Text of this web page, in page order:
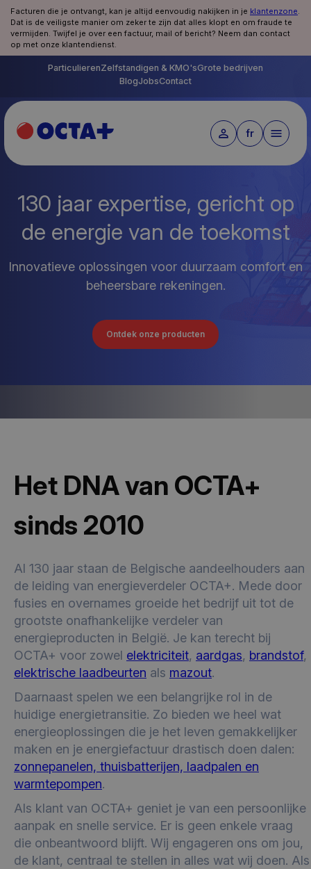
Facturen die je ontvangt, kan je altijd eenvoudig nakijken in je klantenzone.
Dat is de veiligste manier om zeker te zijn dat alles klopt en om fraude te
vermijden. Twijfel je over een factuur, mail of bericht? Neem dan contact
op met onze klantendienst.
ParticulierenZelfstandigen & KMO'sGrote bedrijven
BlogJobsContact
fr
130 jaar expertise, gericht op
de energie van de toekomst
Innovatieve oplossingen voor duurzaam comfort en
beheersbare rekeningen.
Ontdek onze producten
Het DNA van OCTA+
sinds 2010
Al 130 jaar staan de Belgische aandeelhouders aan
de leiding van energieverdeler OCTA+. Mede door
fusies en overnames groeide het bedrijf uit tot de
grootste onafhankelijke verdeler van
energieproducten in België. Je kan terecht bij
OCTA+ voor zowel elektriciteit, aardgas, brandstof,
elektrische laadbeurten als mazout.
Daarnaast spelen we een belangrijke rol in de
huidige energietransitie. Zo bieden we heel wat
energieoplossingen die je het leven gemakkelijker
maken en je energiefactuur drastisch doen dalen:
zonnepanelen, thuisbatterijen, laadpalen en
warmtepompen.
Als klant van OCTA+ geniet je van een persoonlijke
aanpak en snelle service. Er is geen enkele vraag
die onbeantwoord blijft. Wij engageren ons om jou,
de klant, centraal te stellen in alles wat wij doen. Als